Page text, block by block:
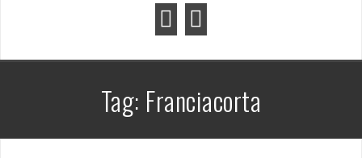
Tag: Franciacorta